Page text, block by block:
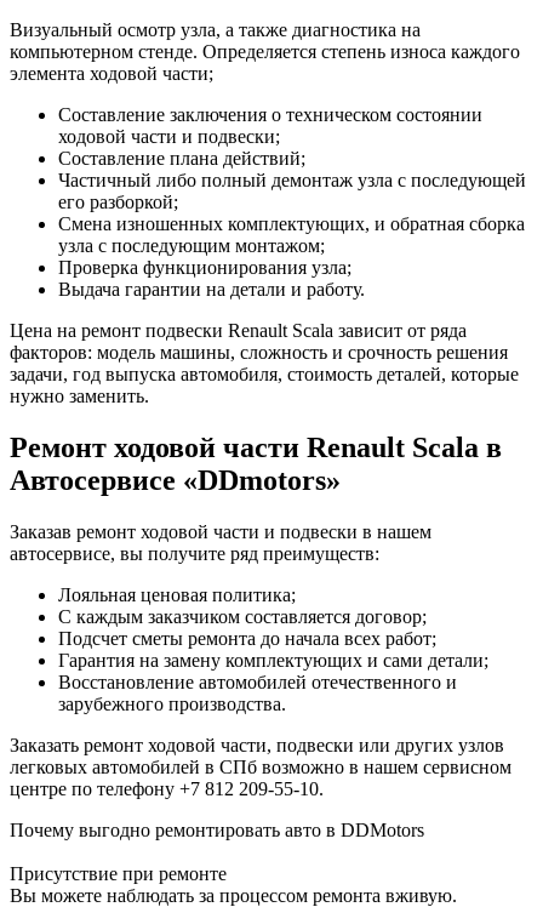
Визуальный осмотр узла, а также диагностика на
компьютерном стенде. Определяется степень износа каждого
элемента ходовой части;
Составление заключения о техническом состоянии
ходовой части и подвески;
Составление плана действий;
Частичный либо полный демонтаж узла с последующей
его разборкой;
Смена изношенных комплектующих, и обратная сборка
узла с последующим монтажом;
Проверка функционирования узла;
Выдача гарантии на детали и работу.
Цена на ремонт подвески Renault Scala зависит от ряда
факторов: модель машины, сложность и срочность решения
задачи, год выпуска автомобиля, стоимость деталей, которые
нужно заменить.
Ремонт ходовой части Renault Scala в
Автосервисе «DDmotors»
Заказав ремонт ходовой части и подвески в нашем
автосервисе, вы получите ряд преимуществ:
Лояльная ценовая политика;
С каждым заказчиком составляется договор;
Подсчет сметы ремонта до начала всех работ;
Гарантия на замену комплектующих и сами детали;
Восстановление автомобилей отечественного и
зарубежного производства.
Заказать ремонт ходовой части, подвески или других узлов
легковых автомобилей в СПб возможно в нашем сервисном
центре по телефону +7 812 209-55-10.
Почему выгодно ремонтировать авто в DDMotors
Присутствие при ремонте
Вы можете наблюдать за процессом ремонта вживую.